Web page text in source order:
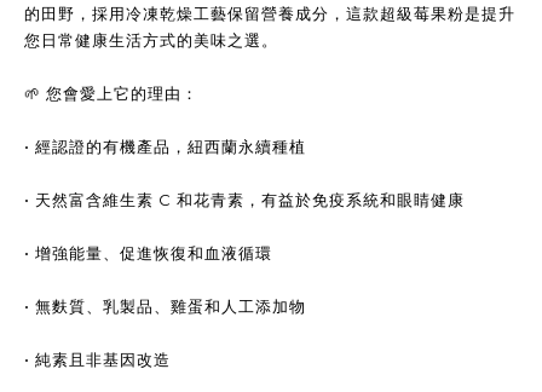
的田野，採用冷凍乾燥工藝保留營養成分，這款超級莓果粉是提升
您日常健康生活方式的美味之選。
🌱 您會愛上它的理由：
• 經認證的有機產品，紐西蘭永續種植
• 天然富含維生素 C 和花青素，有益於免疫系統和眼睛健康
• 增強能量、促進恢復和血液循環
• 無麩質、乳製品、雞蛋和人工添加物
• 純素且非基因改造